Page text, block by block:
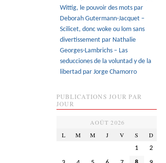
Wittig, le pouvoir des mots par
Deborah Gutermann-Jacquet –
Scilicet, donc woke ou lom sans
divertissement par Nathalie
Georges-Lambrichs – Las
seducciones de la voluntad y de la
libertad par Jorge Chamorro
PUBLICATIONS JOUR PAR
JOUR
AOÛT 2026
L
M M J V S D
1
2